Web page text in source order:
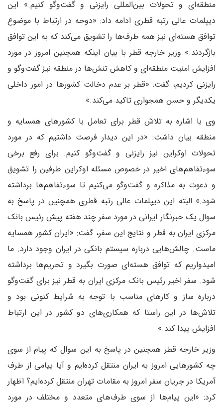
منطقه‌ای و تحولات بین‌المللی رایزنی و گفت‌وگو کنیم.» این
دیپلمات عالی رتبه قطری ادامه داد: «دوحه در ارتباط با موضوع
توافق هسته‌ای نیز همه طرف‌ها را تشویق می‌کند که به این توافق
بازگردند.» وزیر خارجه قطر با بیان اینکه همچنین امروز در مورد
افزایش امنیت منطقه‌ای و کاهش تنش‌ها در منطقه نیز گفت‌وگو و
رایزنی کردیم، گفت: «قطر بر عدم دخالت کشورها در امور داخلی
یکدیگر و حسن همجواری تاکید می‌کند.»
وی با اشاره به تلاش قطر برای تعامل با کشورهای همسایه و
منطقه بیان داشت: «در این دیدار فرصت داشتیم که در مورد
تحولات اوکراین نیز رایزنی و گفت‌وگو کنیم. برای رفع برخی
سوءتفاهم‌های اخیر در خصوص مسئله اوکراین طرفین را تشویق
و دعوت به مذاکره و گفت‌وگو می‌کنیم تا سوءتفاهم‌ها برداشته
شود.» البته این دیپلمات عالی رتبه قطری همچنین در پاسخ به
سوال یک خبرنگار ایرانی در مورد سفر چند هفته پیش رئیس بانک
مرکزی ایران به قطر و نتایج این سفر، گفت: «ایران کشور همسایه
ماست. چالش‌هایی درباره سیستم بانکی در ایران وجود دارد. ما
امیدواریم که توافق هسته‌ای صورت بگیرد و تحریم‌ها برداشته
شود. سفر اخیر رئیس بانک مرکزی ایران به قطر نیز برای گفت‌وگو
درباره ساز و کارهای مناسب با توجه به شرایط کنونی بود و
تلاش‌ها در این راستا که همکاری‌های دو کشور در این ارتباط
افزایش پیدا کند.»
وزیر خارجه قطر همچنین در پاسخ به این سوال که پیام از سوی
چه کشورهایی امروز به ایران منتقل کرده‌ایم و آیا پیامی از طرف
آمریکا در جریان سفر امروز به مقامات تهران منتقل کرده‌ایم؟ اظهار
کرد: «این پیام‌ها از سوی طرف‌های متعدد و مختلف در مورد